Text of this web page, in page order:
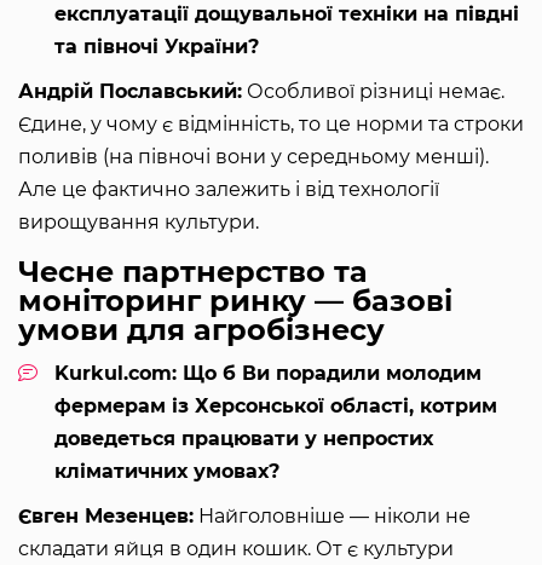
експлуатації дощувальної техніки на півдні
та півночі України?
Андрій Пославський: Особливої різниці немає.
Єдине, у чому є відмінність, то це норми та строки
поливів (на півночі вони у середньому менші).
Але це фактично залежить і від технології
вирощування культури.
Чесне партнерство та
моніторинг ринку — базові
умови для агробізнесу
Kurkul.com: Що б Ви порадили молодим
фермерам із Херсонської області, котрим
доведеться працювати у непростих
кліматичних умовах?
Євген Мезенцев: Найголовніше — ніколи не
складати яйця в один кошик. От є культури